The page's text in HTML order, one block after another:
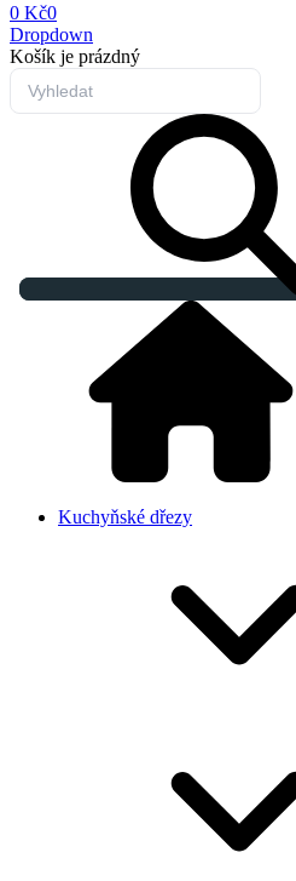
0 Kč0
Dropdown
Košík je prázdný
Kuchyňské dřezy